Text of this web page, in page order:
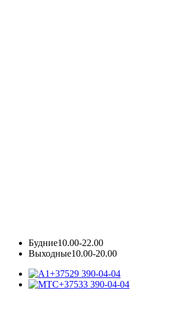
Будние10.00-22.00
Выходные10.00-20.00
+37529 390-04-04
+37533 390-04-04